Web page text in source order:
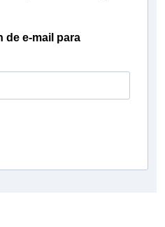
de e-mail para